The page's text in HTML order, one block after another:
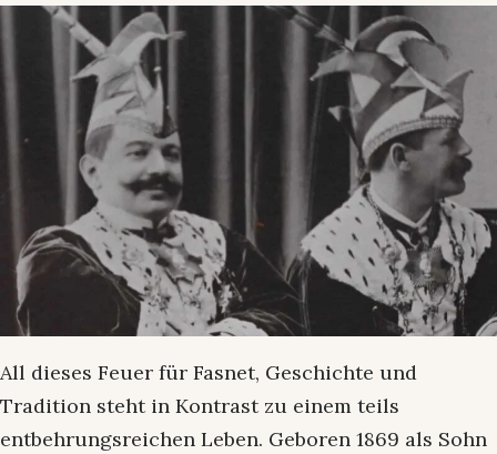
All dieses Feuer für Fasnet, Geschichte und
Tradition steht in Kontrast zu einem teils
entbehrungsreichen Leben. Geboren 1869 als Sohn